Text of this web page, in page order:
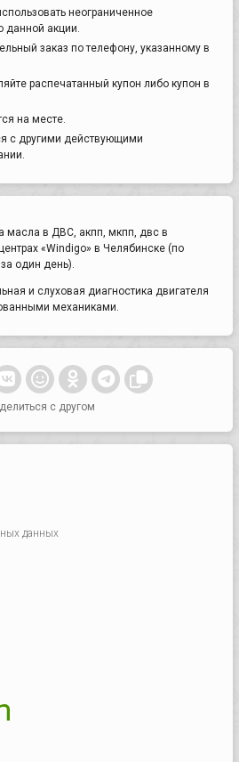
неограниченное
данной акции.
заказ по телефону, указанному в
распечатанный купон либо купон в
на месте.
с другими действующими
масла в ДВС, акпп, мкпп, двс в
«Windigo» в Челябинске (по
один день).
и слуховая диагностика двигателя
механиками.
с другом
данных